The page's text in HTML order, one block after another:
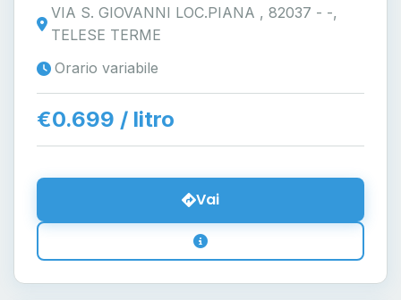
VIA S. GIOVANNI LOC.PIANA , 82037 - -,
TELESE TERME
Orario variabile
€0.699 / litro
Vai